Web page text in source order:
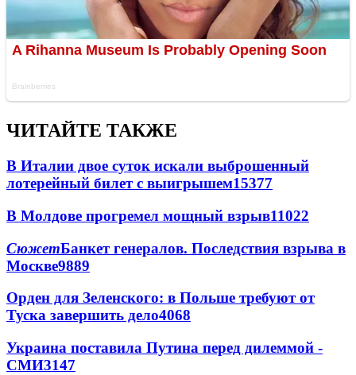
ЧИТАЙТЕ ТАКЖЕ
В Италии двое суток искали выброшенный
лотерейный билет с выигрышем15377
В Молдове прогремел мощный взрыв11022
СюжетБанкет генералов. Последствия взрыва в
Москве9889
Орден для Зеленского: в Польше требуют от
Туска завершить дело4068
Украина поставила Путина перед дилеммой -
СМИ3147